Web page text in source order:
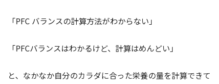
「PFC バランスの計算方法がわからない」
「PFCバランスはわかるけど、計算はめんどい」
と、なかなか自分のカラダに合った栄養の量を計算できて